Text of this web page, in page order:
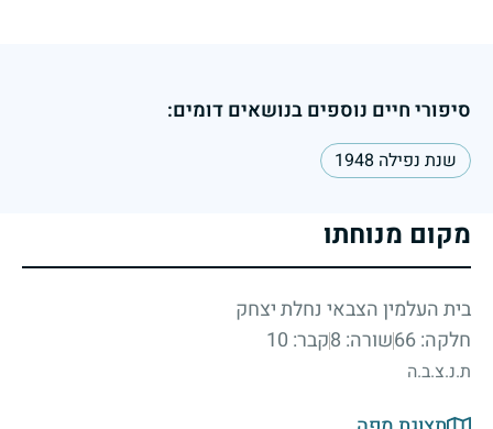
סיפורי חיים נוספים בנושאים דומים:
שנת נפילה 1948
מקום מנוחתו
בית העלמין הצבאי נחלת יצחק
חלקה: 66
שורה: 8 קבר: 10
ת.נ.צ.ב.ה